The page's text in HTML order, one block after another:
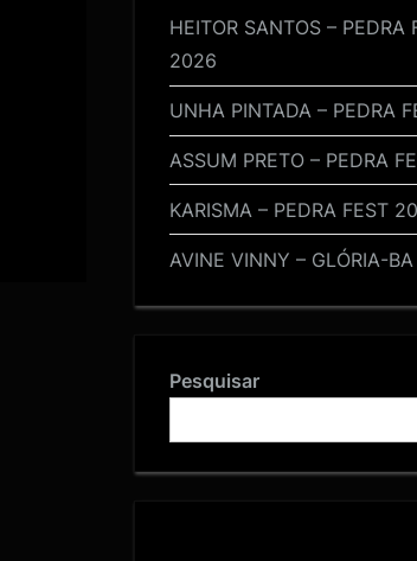
HEITOR SANTOS – PEDRA
2026
UNHA PINTADA – PEDRA
ASSUM PRETO – PEDRA
KARISMA – PEDRA FEST
AVINE VINNY – GLÓRIA-
Pesquisar